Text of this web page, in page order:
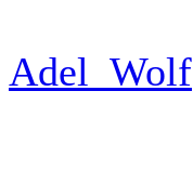
Adel_Wolf